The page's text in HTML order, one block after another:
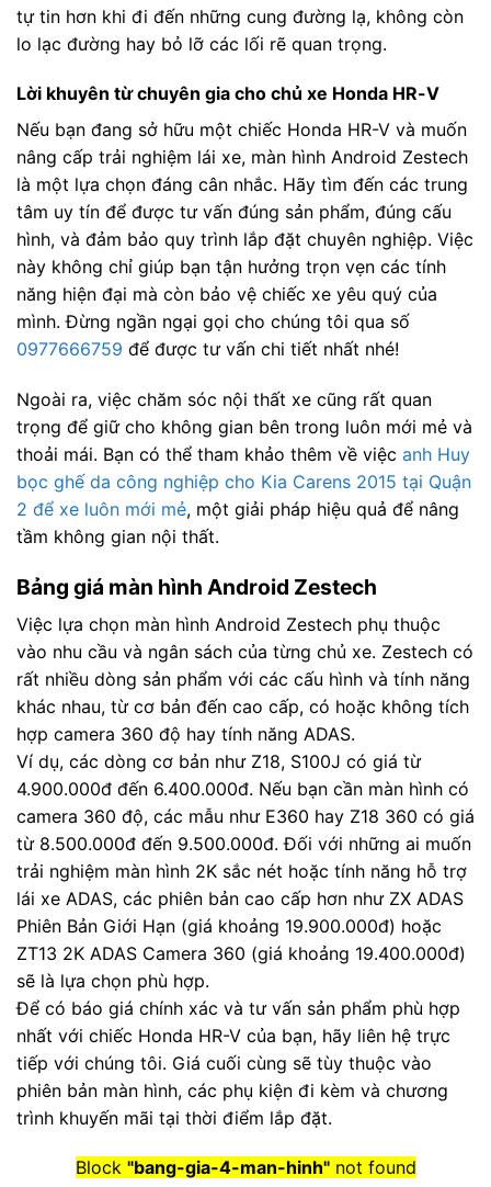
tự tin hơn khi đi đến những cung đường lạ, không còn
lo lạc đường hay bỏ lỡ các lối rẽ quan trọng.
Lời khuyên từ chuyên gia cho chủ xe Honda HR-V
Nếu bạn đang sở hữu một chiếc Honda HR-V và muốn
nâng cấp trải nghiệm lái xe, màn hình Android Zestech
là một lựa chọn đáng cân nhắc. Hãy tìm đến các trung
tâm uy tín để được tư vấn đúng sản phẩm, đúng cấu
hình, và đảm bảo quy trình lắp đặt chuyên nghiệp. Việc
này không chỉ giúp bạn tận hưởng trọn vẹn các tính
năng hiện đại mà còn bảo vệ chiếc xe yêu quý của
mình. Đừng ngần ngại gọi cho chúng tôi qua số
0977666759 để được tư vấn chi tiết nhất nhé!
Ngoài ra, việc chăm sóc nội thất xe cũng rất quan
trọng để giữ cho không gian bên trong luôn mới mẻ và
thoải mái. Bạn có thể tham khảo thêm về việc anh Huy
bọc ghế da công nghiệp cho Kia Carens 2015 tại Quận
2 để xe luôn mới mẻ, một giải pháp hiệu quả để nâng
tầm không gian nội thất.
Bảng giá màn hình Android Zestech
Việc lựa chọn màn hình Android Zestech phụ thuộc
vào nhu cầu và ngân sách của từng chủ xe. Zestech có
rất nhiều dòng sản phẩm với các cấu hình và tính năng
khác nhau, từ cơ bản đến cao cấp, có hoặc không tích
hợp camera 360 độ hay tính năng ADAS.
Ví dụ, các dòng cơ bản như Z18, S100J có giá từ
4.900.000đ đến 6.400.000đ. Nếu bạn cần màn hình có
camera 360 độ, các mẫu như E360 hay Z18 360 có giá
từ 8.500.000đ đến 9.500.000đ. Đối với những ai muốn
trải nghiệm màn hình 2K sắc nét hoặc tính năng hỗ trợ
lái xe ADAS, các phiên bản cao cấp hơn như ZX ADAS
Phiên Bản Giới Hạn (giá khoảng 19.900.000đ) hoặc
ZT13 2K ADAS Camera 360 (giá khoảng 19.400.000đ)
sẽ là lựa chọn phù hợp.
Để có báo giá chính xác và tư vấn sản phẩm phù hợp
nhất với chiếc Honda HR-V của bạn, hãy liên hệ trực
tiếp với chúng tôi. Giá cuối cùng sẽ tùy thuộc vào
phiên bản màn hình, các phụ kiện đi kèm và chương
trình khuyến mãi tại thời điểm lắp đặt.
Block "bang-gia-4-man-hinh"not found